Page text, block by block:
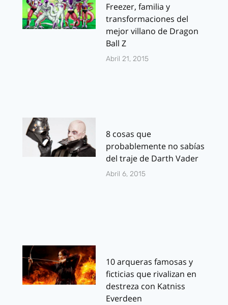
Freezer, familia y
transformaciones del
mejor villano de Dragon
Ball Z
Abril 21, 2015
8 cosas que
probablemente no sabías
del traje de Darth Vader
Abril 6, 2015
10 arqueras famosas y
ficticias que rivalizan en
destreza con Katniss
Everdeen